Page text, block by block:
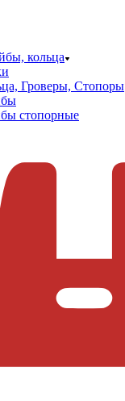
кольца
Гроверы, Стопоры
стопорные